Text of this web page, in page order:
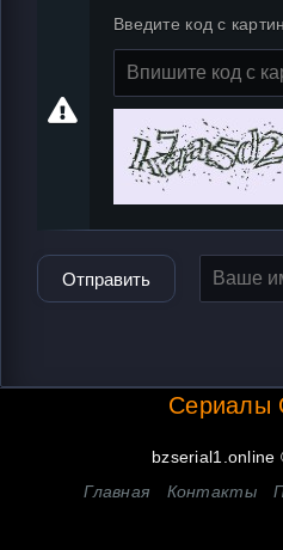
Введите код с
Отправить
Сериалы
bzserial1.online
Главная
Контакты